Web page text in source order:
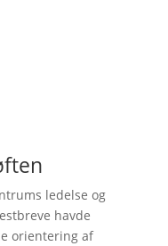
ledelse og
havde
orientering af